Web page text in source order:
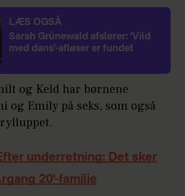
LÆS OGSÅ
Sarah Grünewald afslører: 'Vild
med dans'-afløser er fundet
og Keld har børnene
og Emily på seks, som også
underretning: Det sker
20'-familie